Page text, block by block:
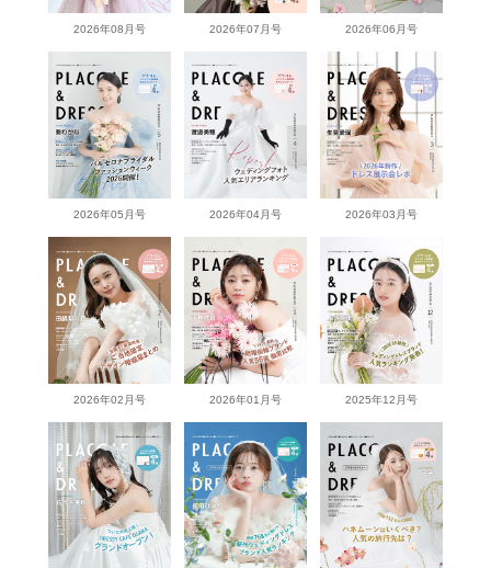
2026年08月号 2026年07月号 2026年06月号
2026年05月号 2026年04月号 2026年03月号
2026年02月号 2026年01月号 2025年12月号